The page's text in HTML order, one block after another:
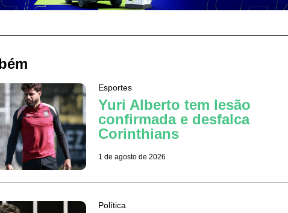
Esportes
Yuri Alberto tem lesão
confirmada e desfalca
Corinthians
1 de agosto de 2026
Política